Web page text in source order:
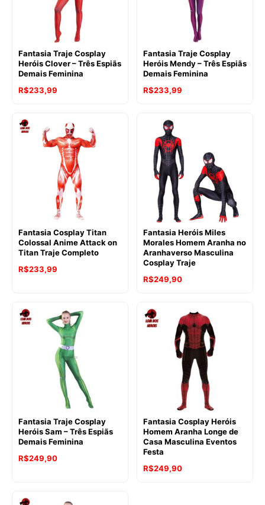
Fantasia Traje Cosplay
Heróis Clover – Três Espiãs
Demais Feminina
R$233,99
Fantasia Traje Cosplay
Heróis Mendy – Três Espiãs
Demais Feminina
R$233,99
Fantasia Cosplay Titan
Colossal Anime Attack on
Titan Traje Completo
R$233,99
Fantasia Heróis Miles
Morales Homem Aranha no
Aranhaverso Masculina
Cosplay Traje
R$249,90
Fantasia Traje Cosplay
Heróis Sam – Três Espiãs
Demais Feminina
R$249,90
Fantasia Cosplay Heróis
Homem Aranha Longe de
Casa Masculina Eventos
Festa
R$249,90